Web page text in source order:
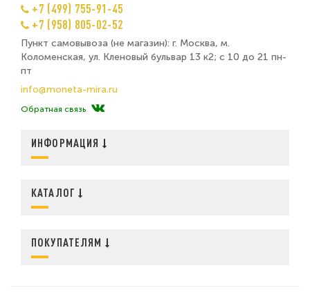
+7 (499) 755-91-45
+7 (958) 805-02-52
Пункт самовывоза (не магазин): г. Москва, м.
Коломенская, ул. Кленовый бульвар 13 к2; с 10 до 21 пн-
пт
info@moneta-mira.ru
Обратная связь
ИНФОРМАЦИЯ
КАТАЛОГ
ПОКУПАТЕЛЯМ